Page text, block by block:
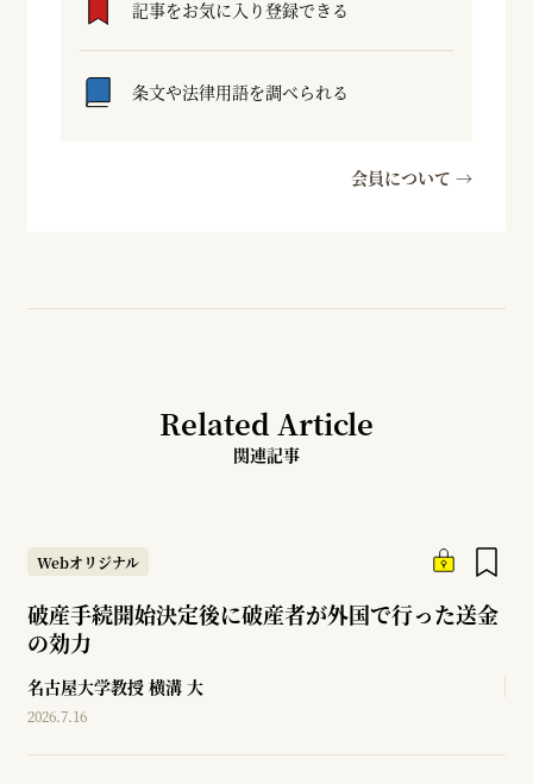
記事をお気に入り登録できる
条文や法律用語を調べられる
会員について →
Related Article
関連記事
Webオリジナル
破産手続開始決定後に破産者が外国で行った送金
の効力
名古屋大学教授 横溝 大
2026.7.16